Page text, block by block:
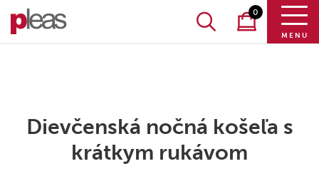
0
MENU
Dievčenská nočná košeľa s
krátkym rukávom